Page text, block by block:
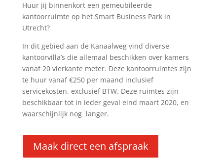
Huur jij binnenkort een gemeubileerde
kantoorruimte op het Smart Business Park in
Utrecht?
In dit gebied aan de Kanaalweg vind diverse
kantoorvilla’s die allemaal beschikken over kamers
vanaf 20 vierkante meter. Deze kantoorruimtes zijn
te huur vanaf €250 per maand inclusief
servicekosten, exclusief BTW. Deze ruimtes zijn
beschikbaar tot in ieder geval eind maart 2020, en
waarschijnlijk nog langer.
Maak direct een afspraak